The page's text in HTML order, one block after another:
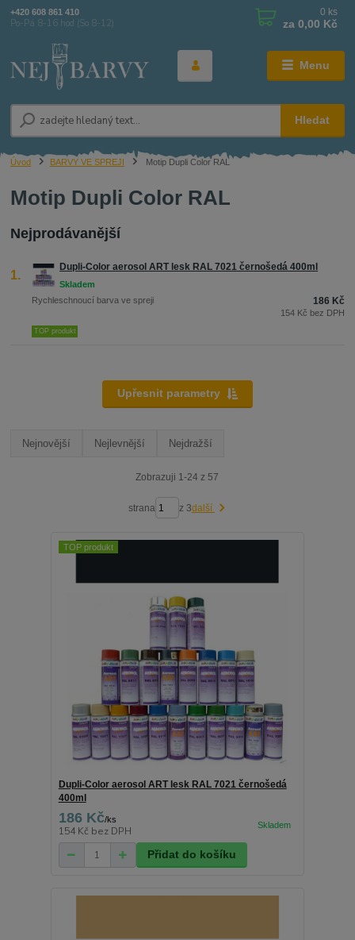
Menu
Hledat
+420 608 861 410
Po-Pá 8-16 hod (So 8-12)
0 ks
za 0,00 Kč
Úvod BARVY VE SPREJI Motip Dupli Color RAL
Motip Dupli Color RAL
Nejprodávanější
1.
Dupli-Color aerosol ART lesk RAL 7021 černošedá 400ml
Rychleschnoucí barva ve spreji
TOP produkt
186 Kč
154 Kč bez DPH
Upřesnit parametry
Nejnovější Nejlevnější Nejdražší
Zobrazuji 1-24 z 57
strana z 3další
TOP produkt
Dupli-Color aerosol ART lesk RAL 7021 černošedá
400ml
186 Kč/ks
154 Kč bez DPH
Přidat do košíku